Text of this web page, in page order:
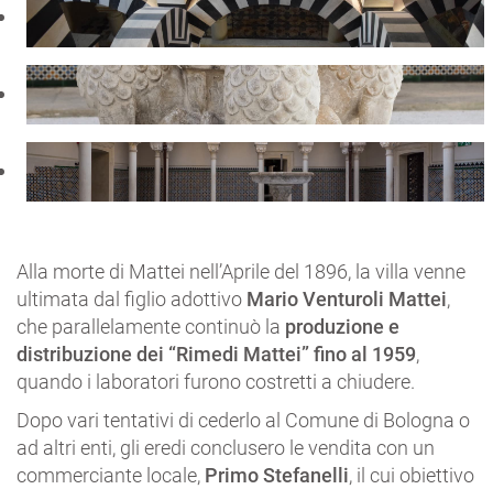
Alla morte di Mattei nell’Aprile del 1896, la villa venne
ultimata dal figlio adottivo Mario Venturoli Mattei,
che parallelamente continuò la produzione e
distribuzione dei “Rimedi Mattei” fino al 1959,
quando i laboratori furono costretti a chiudere.
Dopo vari tentativi di cederlo al Comune di Bologna o
ad altri enti, gli eredi conclusero le vendita con un
commerciante locale, Primo Stefanelli, il cui obiettivo